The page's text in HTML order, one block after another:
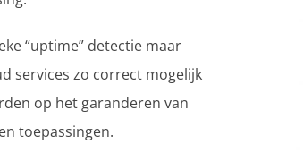
“uptime” detectie maar
services zo correct mogelijk
op het garanderen van
toepassingen.